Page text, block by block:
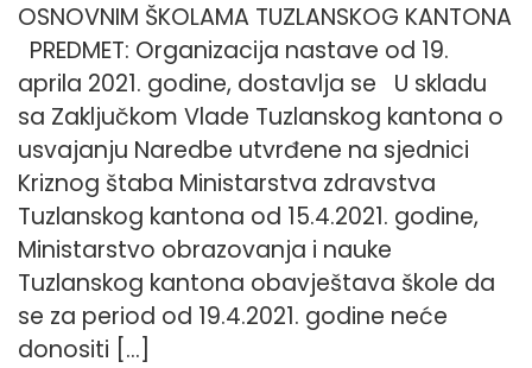
OSNOVNIM ŠKOLAMA TUZLANSKOG KANTONA
PREDMET: Organizacija nastave od 19.
aprila 2021. godine, dostavlja se U skladu
sa Zaključkom Vlade Tuzlanskog kantona o
usvajanju Naredbe utvrđene na sjednici
Kriznog štaba Ministarstva zdravstva
Tuzlanskog kantona od 15.4.2021. godine,
Ministarstvo obrazovanja i nauke
Tuzlanskog kantona obavještava škole da
se za period od 19.4.2021. godine neće
donositi […]